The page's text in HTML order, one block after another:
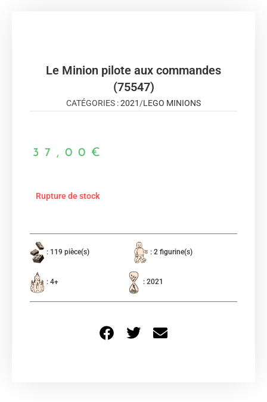
Le Minion pilote aux commandes
(75547)
CATÉGORIES :2021 /LEGO MINIONS
37,00 €
Rupture de stock
: 119 pièce(s) : 2 figurine(s)
: 4+ : 2021